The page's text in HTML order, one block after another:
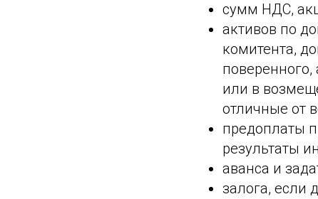
сумм НДС,
активов по
комитента,
или в
отличные от
предоплаты
результаты
аванса и
залога, если